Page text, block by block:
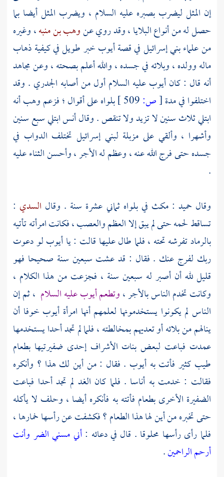
إن المثل ليضرب بصبره عليه السلام ، ويضرب المثل أيضا بما
حصل له من أنواع البلايا ، وقد روي عنوهب بن منبه، وغيره
من علماءبني إسرائيلفي قصةأيوبخبر طويل في كيفية ذهاب
ماله وولده ، وبلائه في جسده ، والله أعلم بصحته ، وعنمجاهد
أنه قال : كانأيوبعليه السلام أول من أصابه الجدري . وقد
اختلفوا في مدة[ص: بلواه على أقوال ؛ فزعموهبأنه
ابتلي ثلاث سنين لا تزيد ولا تنقص . وقالأنسابتلي سبع سنين
وأشهرا ، وألقي على مزبلة لبني إسرائيل تختلف الدواب في
جسده حتى فرج الله عنه ، وعظم له الأجر ، وأحسن الثناء عليه
.
وقال حميد : مكث في بلواه ثماني عشرة سنة . وقال السدي :
تساقط لحمه حتى لم يبق إلا العظم والعصب ، فكانت امرأته تأتيه
بالرماد تفرشه تحته ، فلما طال عليها قالت : ياأيوبلو دعوت
ربك لفرج عنك . فقال : قد عشت سبعين سنة صحيحا فهو
قليل لله أن أصبر له سبعين سنة ، فجزعت من هذا الكلام ،
وكانت تخدم الناس بالأجر ،وتطعمأيوبعليه السلام ، ثم إن
الناس لم يكونوا يستخدمونها لعلمهم أنها امرأة أيوب خوفا أن
ينالهم من بلائه أو تعديهم بمخالطته ، فلما لم تجد أحدا يستخدمها
عمدت فباعت لبعض بنات الأشراف إحدى ضفيرتيها بطعام
طيب كثير فأتت به أيوب . فقال : من أين لك هذا ؟ وأنكره
فقالت : خدمت به أناسا . فلما كان الغد لم تجد أحدا فباعت
الضفيرة الأخرى بطعام فأتته به فأنكره أيضا ، وحلف لا يأكله
حتى تخبره من أين لها هذا الطعام ؟ فكشفت عن رأسها خمارها ،
فلما رأى رأسها محلوقا . قال في دعائه :أني مسني الضر وأنت
أرحم الراحمين.